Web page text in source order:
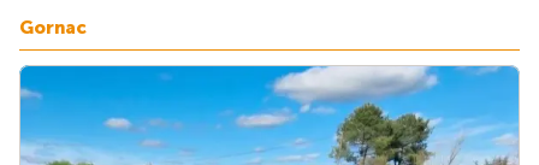
Gornac